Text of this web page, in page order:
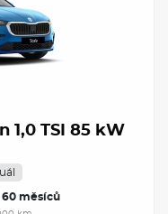
1,0 TSI 85 kW
60 měsíců